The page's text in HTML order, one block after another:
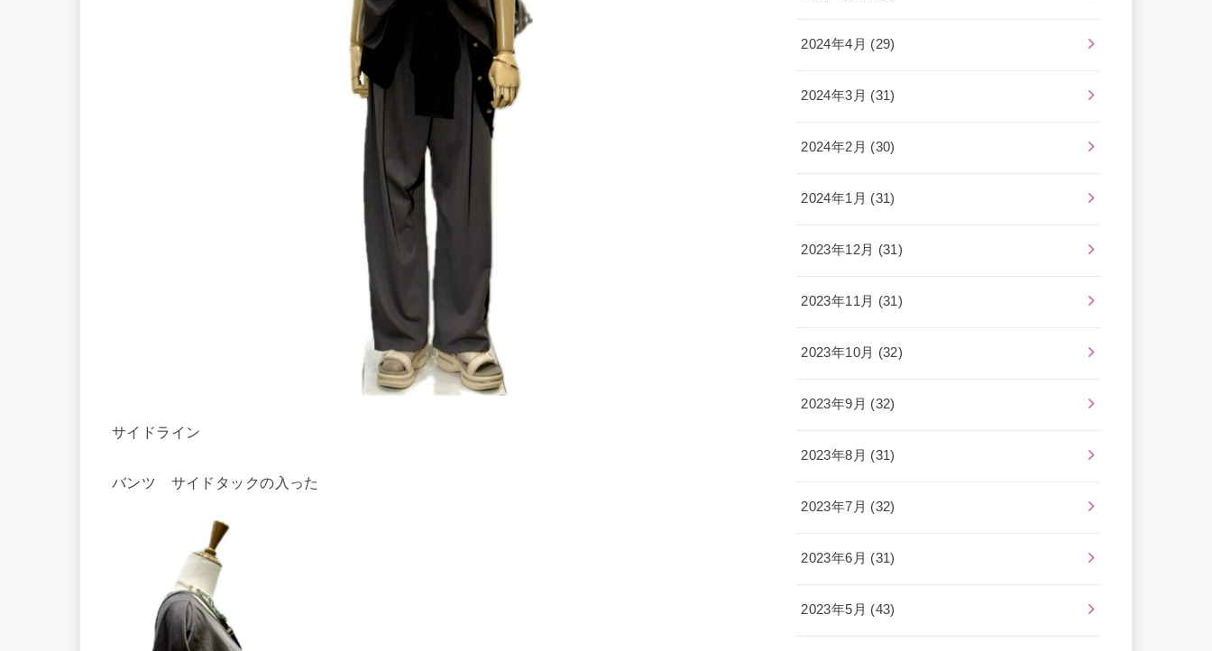
サイドライン
バンツ サイドタックの入った
2024年4月 (29)
2024年3月 (31)
2024年2月 (30)
2024年1月 (31)
2023年12月 (31)
2023年11月 (31)
2023年10月 (32)
2023年9月 (32)
2023年8月 (31)
2023年7月 (32)
2023年6月 (31)
2023年5月 (43)